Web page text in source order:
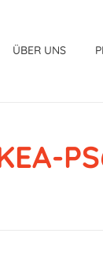
ÜBER UNS